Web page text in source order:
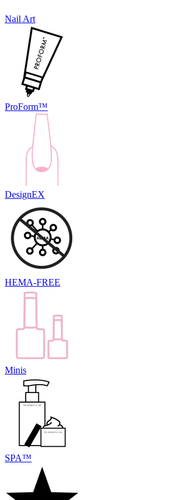
Nail Art
ProForm™
DesignEX
HEMA-FREE
Minis
SPA™